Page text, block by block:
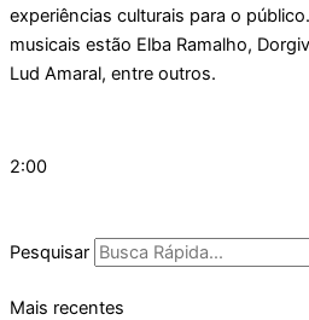
experiências culturais para o
musicais estão Elba Ramalho,
Lud Amaral, entre outros.
2:00
Pesquisar
Mais recentes